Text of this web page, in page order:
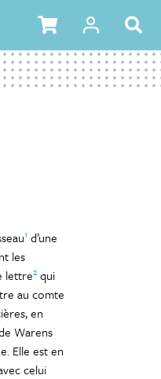
1 d’une
les
lettre2qui
au comte
en
Warens
Elle est en
celui